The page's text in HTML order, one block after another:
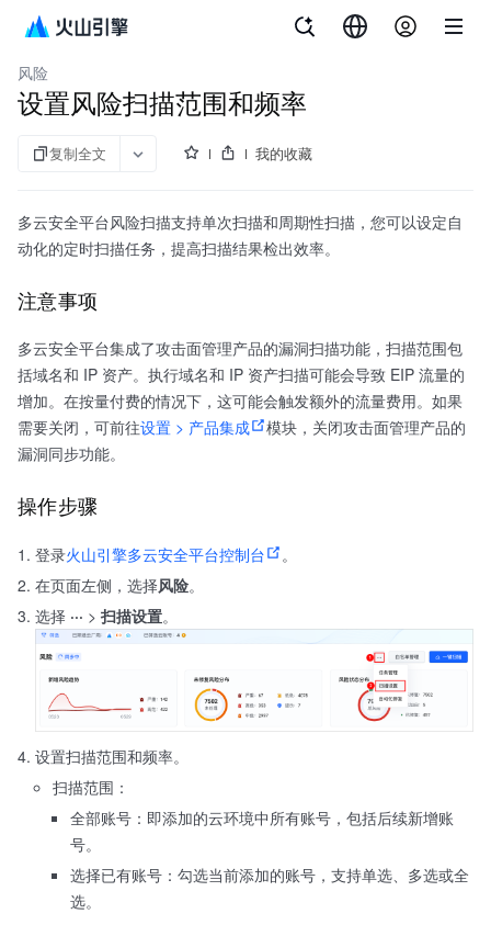
多云安全平台
风险
设置风险扫描范围和频率
复制全文 我的收藏
多云安全平台风险扫描支持单次扫描和周期性扫描，您可以设定自
动化的定时扫描任务，提高扫描结果检出效率。
注意事项
多云安全平台集成了攻击面管理产品的漏洞扫描功能，扫描范围包
括域名和 IP 资产。执行域名和 IP 资产扫描可能会导致 EIP 流量的
增加。在按量付费的情况下，这可能会触发额外的流量费用。如果
需要关闭，可前往设置 > 产品集成
模块，关闭攻击面管理产品的
漏洞同步功能。
操作步骤
登录火山引擎多云安全平台控制台
。
在页面左侧，选择风险。
选择 ··· > 扫描设置。
设置扫描范围和频率。
扫描范围：
全部账号：即添加的云环境中所有账号，包括后续新增账
号。
选择已有账号：勾选当前添加的账号，支持单选、多选或全
选。